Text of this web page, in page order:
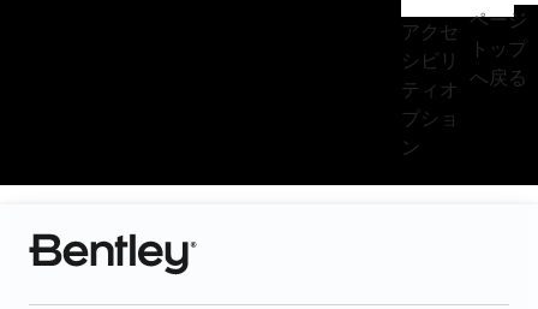
アクセ
シビリ
ティオ
プショ
ン
ページ
トップ
へ戻る